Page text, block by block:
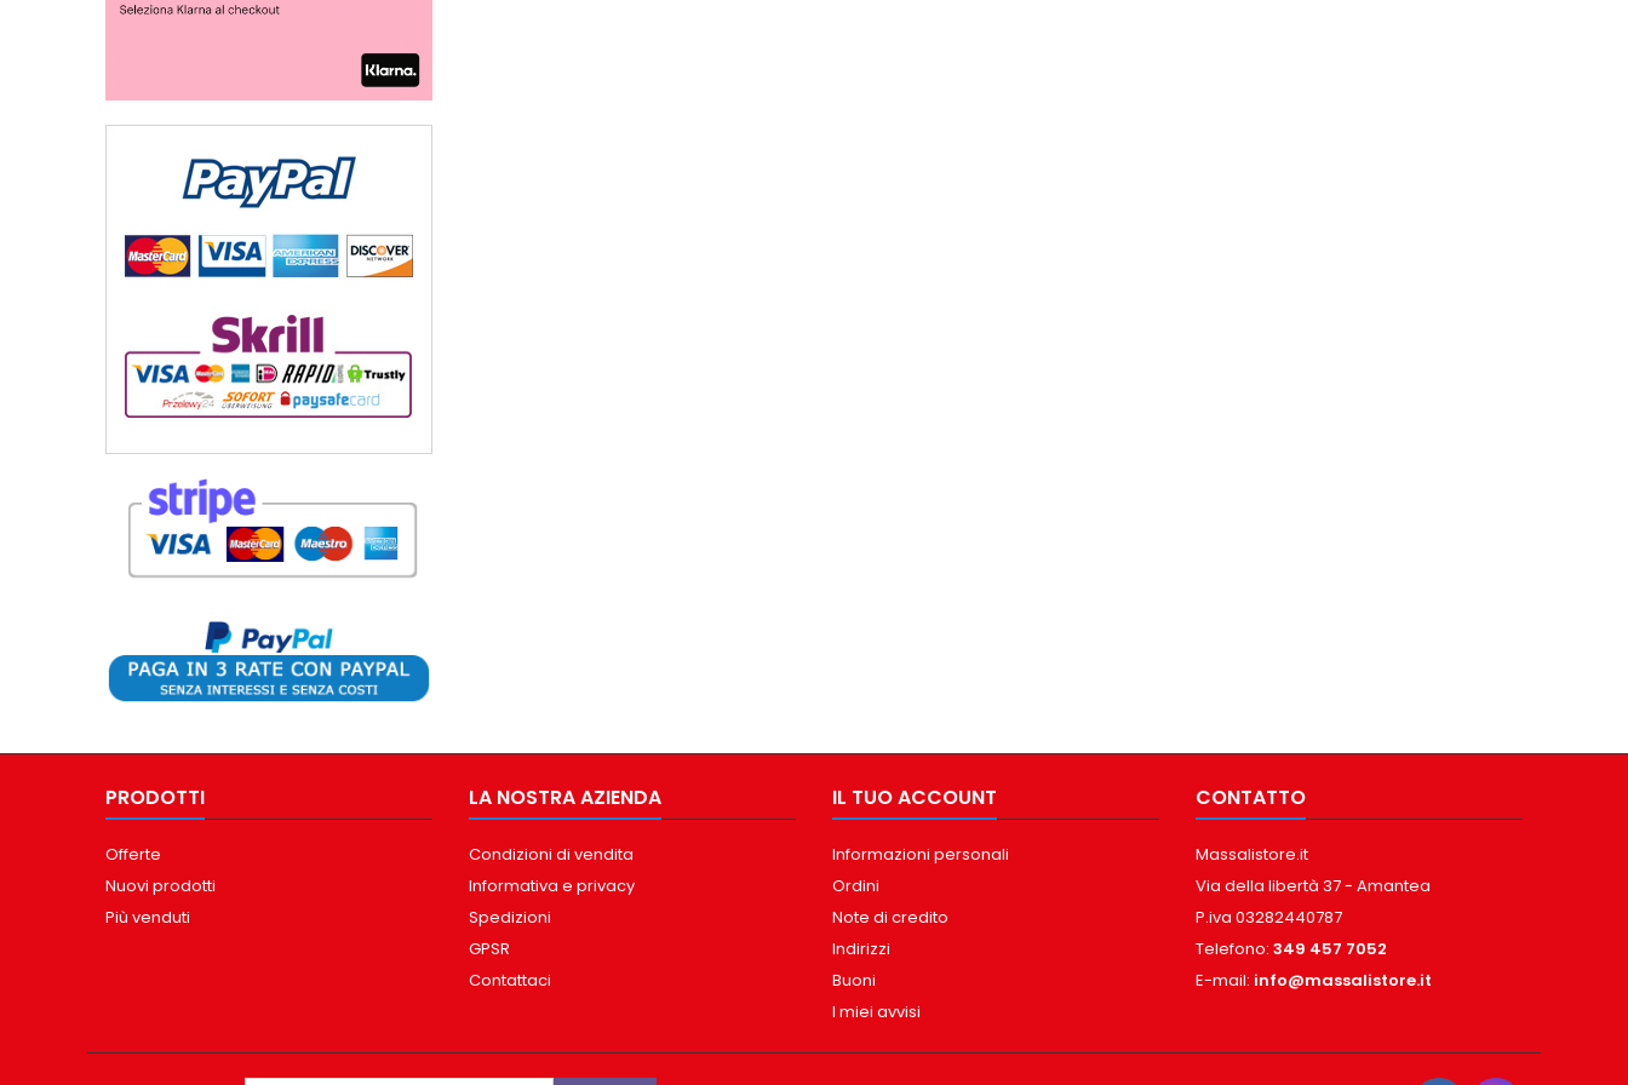
PRODOTTI
Offerte
Nuovi prodotti
Più venduti
LA NOSTRA AZIENDA
Condizioni di vendita
Informativa e privacy
Spedizioni
GPSR
Contattaci
IL TUO ACCOUNT
Informazioni personali
Ordini
Note di credito
Indirizzi
Buoni
I miei avvisi
CONTATTO
Massalistore.it
Via della libertà 37 - Amantea
P.iva 03282440787
Telefono: 349 457 7052
E-mail: info@massalistore.it